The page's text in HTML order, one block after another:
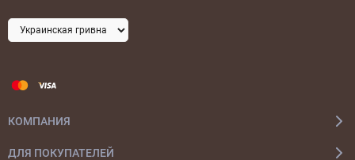
КОМПАНИЯ
ДЛЯ ПОКУПАТЕЛЕЙ